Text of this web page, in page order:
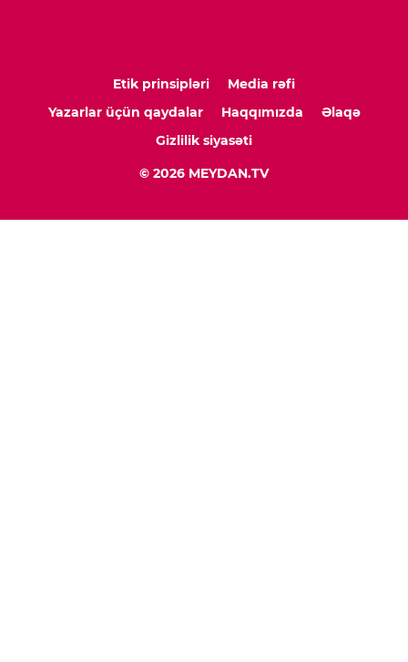
Etik prinsipləri
Media rəfi
Yazarlar üçün qaydalar
Haqqımızda
Əlaqə
Gizlilik siyasəti
© 2026 MEYDAN.TV